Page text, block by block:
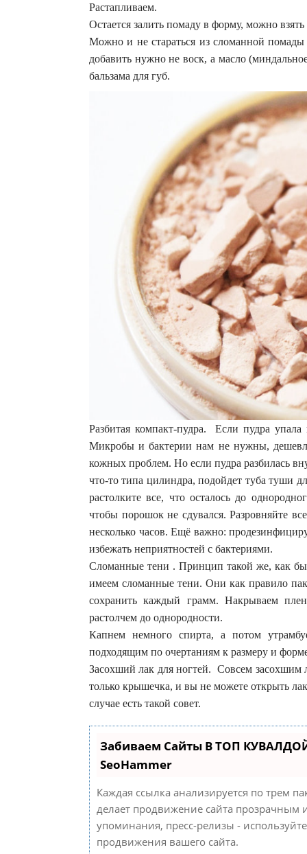
Растапливаем.
Остается залить помаду в форму, можно
Можно и не стараться из сломанной помады
добавить нужно не воск, а масло
бальзама для губ.
Разбитая компакт-пудра. Если пудра
Микробы и бактерии нам не нужны,
кожных проблем. Но если пудра разбилась
что-то типа цилиндра, подойдет туба туши
растолките все, что осталось до
чтобы порошок не сдувался. Разровняйте
несколько часов. Ещё важно:
избежать неприятностей с бактериями.
Сломанные тени . Принцип такой же, как
имеем сломанные тени. Они как правило
сохранить каждый грамм. Накрываем
растолчем до однородности.
Капнем немного спирта, а потом
подходящим по очертаниям к размеру и
Засохший лак для ногтей. Совсем засохшим
только крышечка, и вы не можете открыть
случае есть такой совет.
Забиваем Сайты В ТОП
SeoHammer
Каждая ссылка анализируется по трем
делает продвижение сайта прозрачным
упоминания, пресс-релизы -
продвижения вашего сайта.